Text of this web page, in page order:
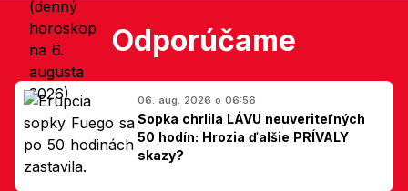
Odporúčame
06. aug. 2026 o 06:56
Sopka chrlila LÁVU neuveriteľných
50 hodín: Hrozia ďalšie PRÍVALY
skazy?